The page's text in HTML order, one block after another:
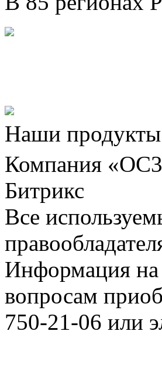
Наши продукты
Компания
Битрикс
Все
Информация на
вопросам
750-21-06 или